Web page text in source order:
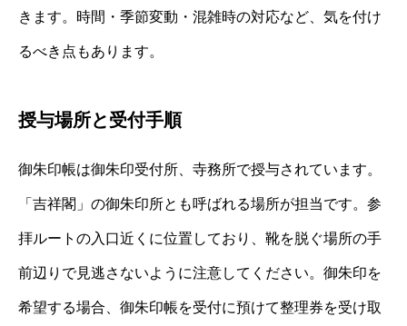
きます。時間・季節変動・混雑時の対応など、気を付け
るべき点もあります。
授与場所と受付手順
御朱印帳は御朱印受付所、寺務所で授与されています。
「吉祥閣」の御朱印所とも呼ばれる場所が担当です。参
拝ルートの入口近くに位置しており、靴を脱ぐ場所の手
前辺りで見逃さないように注意してください。御朱印を
希望する場合、御朱印帳を受付に預けて整理券を受け取